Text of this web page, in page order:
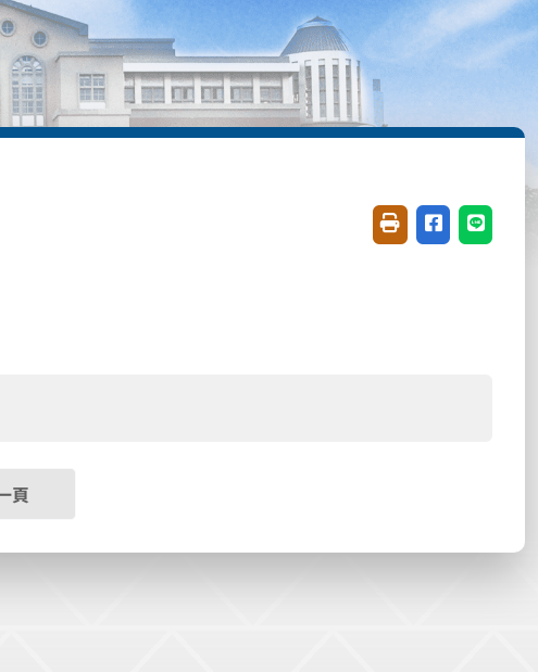
友善列印(開新視窗)
分享至臉書(
分享至
頁